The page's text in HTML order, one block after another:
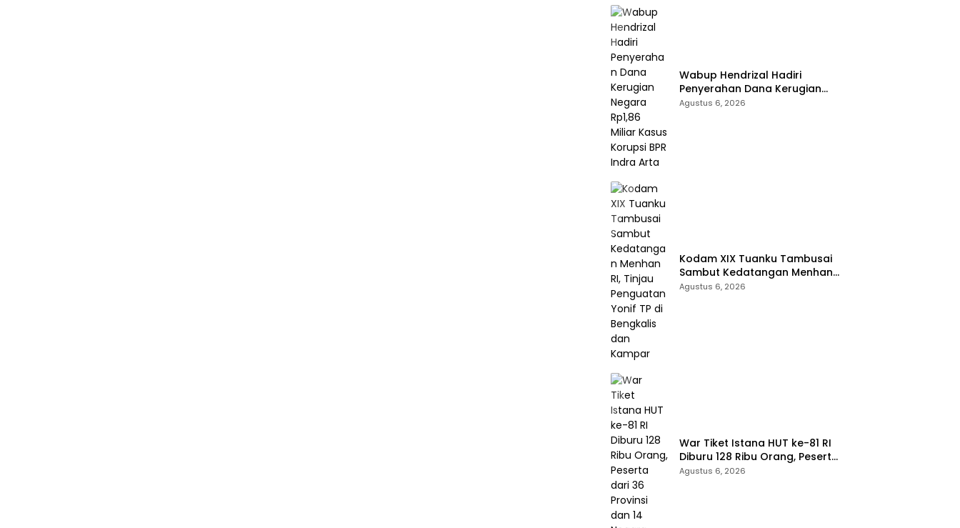
Wabup Hendrizal Hadiri
Penyerahan Dana Kerugian
Negara Rp1,86 Miliar Kasus
Agustus 6, 2026
Kodam XIX Tuanku Tambusai
Sambut Kedatangan Menhan
RI, Tinjau Penguatan Yonif TP di
Agustus 6, 2026
War Tiket Istana HUT ke-81 RI
Diburu 128 Ribu Orang, Peserta
dari 36 Provinsi dan 14 Negara
Agustus 6, 2026